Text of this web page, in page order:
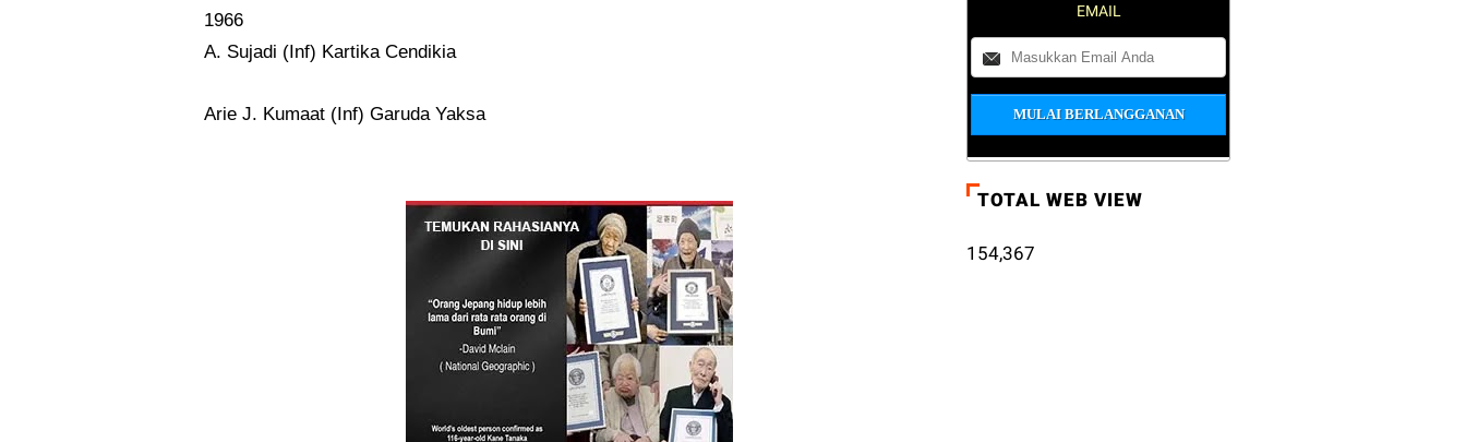
1966
A. Sujadi (Inf) Kartika Cendikia
Arie J. Kumaat (Inf) Garuda Yaksa
EMAIL
TOTAL WEB VIEW
154,367